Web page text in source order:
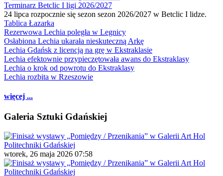
Terminarz Betclic I ligi 2026/2027
24 lipca rozpocznie się sezon sezon 2026/2027 w Betclic I lidze.
Tablica Łazarka
Rezerwowa Lechia poległa w Legnicy
Osłabiona Lechia ukarała nieskuteczną Arkę
Lechia Gdańsk z licencją na grę w Ekstraklasie
Lechia efektownie przypieczętowała awans do Ekstraklasy
Lechia o krok od powrotu do Ekstraklasy
Lechia rozbita w Rzeszowie
więcej ...
Galeria Sztuki Gdańskiej
wtorek, 26 maja 2026 07:58